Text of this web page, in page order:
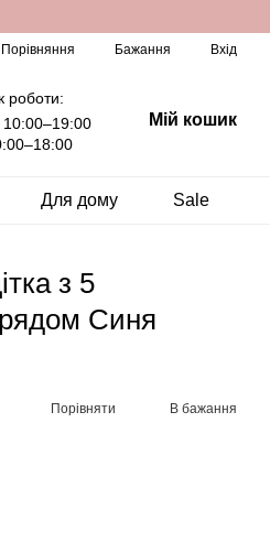
Порівняння Бажання Вхід
роботи:
10:00–19:00
Мій кошик
Для дому Sale
з 5
Синя
Порівняти В бажання